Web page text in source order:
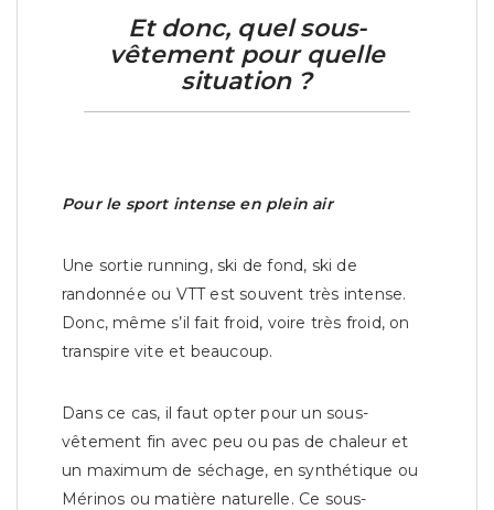
Et donc, quel sous-
vêtement pour quelle
situation ?
Pour le sport intense en plein air
Une sortie running, ski de fond, ski de
randonnée ou VTT est souvent très intense.
Donc, même s’il fait froid, voire très froid, on
transpire vite et beaucoup.
Dans ce cas, il faut opter pour un sous-
vêtement fin avec peu ou pas de chaleur et
un maximum de séchage, en synthétique ou
Mérinos ou matière naturelle. Ce sous-